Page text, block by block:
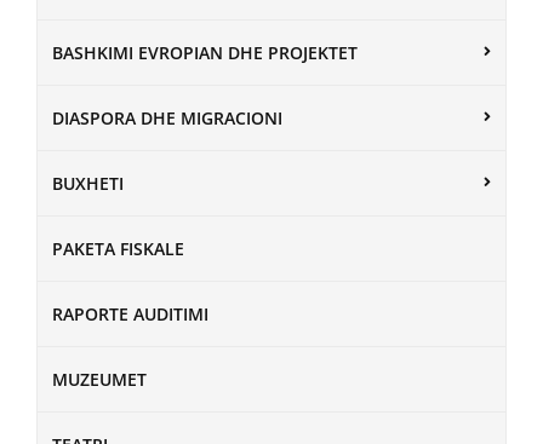
BASHKIMI EVROPIAN DHE PROJEKTET
DIASPORA DHE MIGRACIONI
BUXHETI
PAKETA FISKALE
RAPORTE AUDITIMI
MUZEUMET